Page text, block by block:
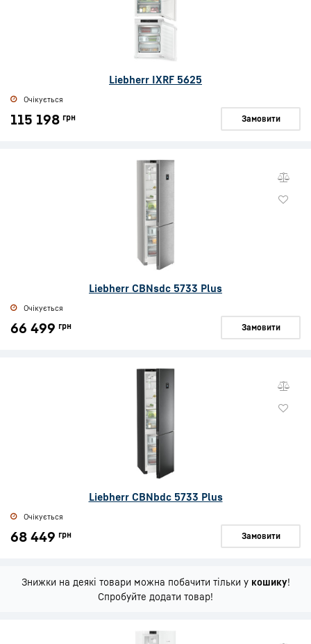
Liebherr IXRF 5625
Очікується
115 198 грн Замовити
Liebherr CBNsdc 5733 Plus
Очікується
66 499 грн Замовити
Liebherr CBNbdc 5733 Plus
Очікується
68 449 грн Замовити
Знижки на деякі товари можна побачити тільки у кошику!
Спробуйте додати товар!